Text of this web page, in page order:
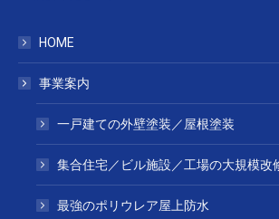
HOME
事業案内
一戸建ての外壁塗装／屋根塗装
集合住宅／ビル施設／工場の大規模改
最強のポリウレア屋上防水